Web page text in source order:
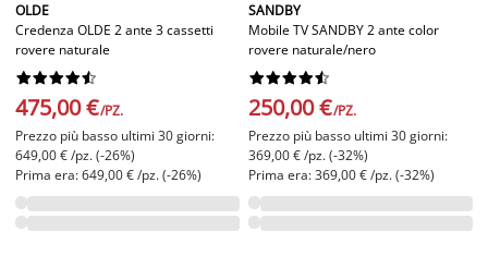
OLDE
Credenza OLDE 2 ante 3 cassetti
rovere naturale






475,00 €/PZ.
Prezzo più basso ultimi 30 giorni:
649,00 € /pz. (-26%)
Prima era: 649,00 € /pz. (-26%)
SANDBY
Mobile TV SANDBY 2 ante color
rovere naturale/nero






250,00 €/PZ.
Prezzo più basso ultimi 30 giorni:
369,00 € /pz. (-32%)
Prima era: 369,00 € /pz. (-32%)